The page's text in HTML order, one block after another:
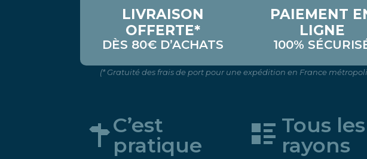
LIVRAISON
OFFERTE*
DÈS 80€ D’ACHATS
PAIEMENT
LIGNE
100%
(* Gratuité des frais de port pour une expédition en France
C’est
pratique
Tous les
rayons